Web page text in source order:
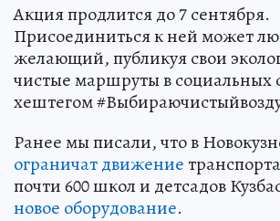
Акция продлится до 7 сентября.
Присоединиться к ней может
желающий, публикуя свои
чистые маршруты в социальных
хештегом
Ранее мы писали, что в
ограничат движение
почти 600 школ и детсадов
новое оборудование.